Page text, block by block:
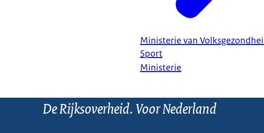
Ministerie van
Sport
Ministerie
De Rijksoverheid. Voor Nederland